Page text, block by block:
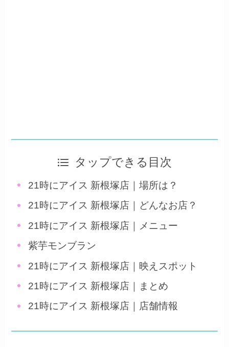
タップできる目次
21時にアイス 新根塚店｜場所は？
21時にアイス 新根塚店｜どんなお店？
21時にアイス 新根塚店｜メニュー
紫芋モンブラン
21時にアイス 新根塚店｜映えスポット
21時にアイス 新根塚店｜まとめ
21時にアイス 新根塚店｜店舗情報